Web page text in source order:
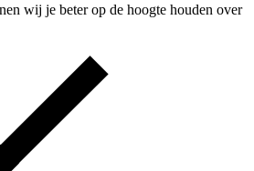
wij je beter op de hoogte houden over